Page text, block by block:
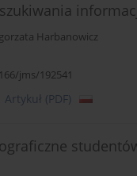
Harbanowicz
jms/192541
Artykuł (PDF)